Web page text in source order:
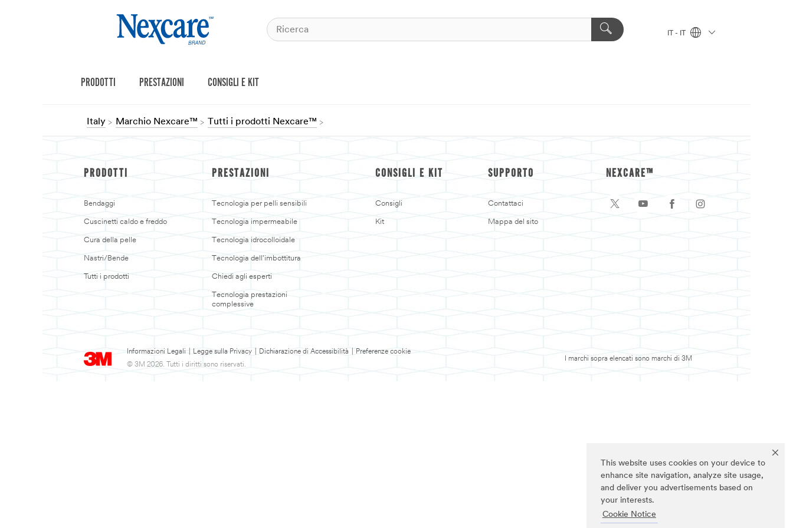
This website uses cookies on your device to
enhance site navigation, analyze site usage,
and deliver you advertisements based on
your interests.
Cookie Notice
IT - IT
PRODOTTI PRESTAZIONI CONSIGLI E KIT
Italy Marchio Nexcare™ Tutti i prodotti Nexcare™
PRODOTTI
Bendaggi
Cuscinetti caldo e freddo
Cura della pelle
Nastri/Bende
Tutti i prodotti
PRESTAZIONI
Tecnologia per pelli sensibili
Tecnologia impermeabile
Tecnologia idrocolloidale
Tecnologia dell'imbottitura
Chiedi agli esperti
Tecnologia prestazioni
complessive
CONSIGLI E KIT
Consigli
Kit
SUPPORTO
Contattaci
Mappa del sito
Informazioni Legali Legge sulla Privacy Dichiarazione di Accessibilità
Preferenze cookie
© 3M 2026. Tutti i diritti sono riservati.
NEXCARE™
I marchi sopra elencati sono marchi di 3M